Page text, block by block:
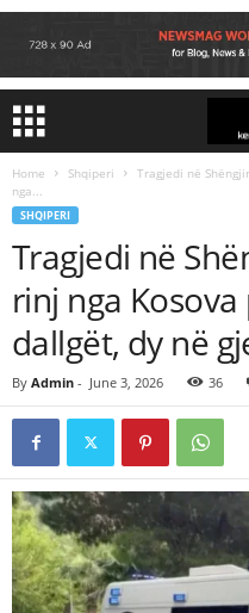
Home Shqiperi
Tragjedi në
nga...
SHQIPERI
Tragjedi në
rinj nga
dallgët, dy në
By Admin - June 3, 2026 36